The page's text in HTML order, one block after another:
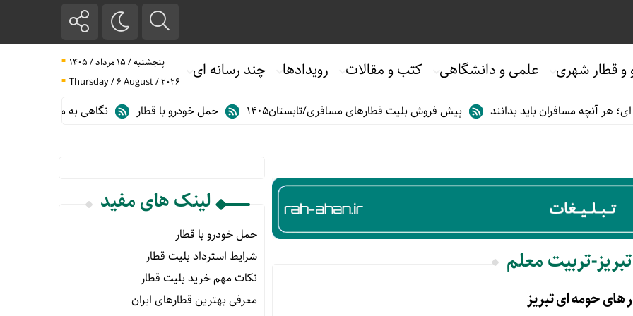
و قطار شهری علمی و دانشگاهی کتب و مقالات رویدادها چند رسانه ای
پنجشنبه / ۱۵ مرداد / ۱۴۰۵
Thursday / 6 August / 2026
آنچه مسافران باید بدانند پیش فروش بلیت قطارهای مسافری/تابستان۱۴۰۵ حمل خودرو با قطار نگاهی به مهم ترین آمارهای حمل
تربیت معلم
حومه ای تبریز
لینک های مفید
حمل خودرو با قطار
شرایط استرداد بلیت قطار
نکات مهم خرید بلیت قطار
معرفی بهترین قطارهای ایران